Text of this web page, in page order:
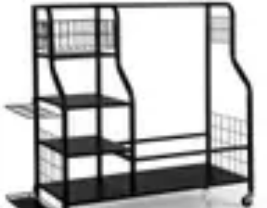
Aventure Sportive
Équipement TendancesActivités Sportives
Préparation et
Aventure Sportive